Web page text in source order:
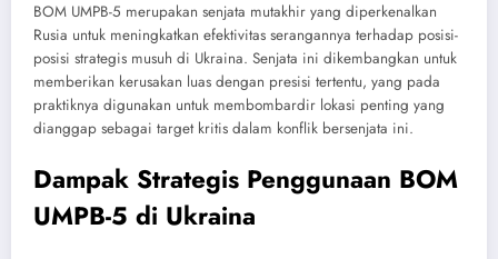
BOM UMPB-5 merupakan senjata mutakhir yang diperkenalkan
Rusia untuk meningkatkan efektivitas serangannya terhadap posisi-
posisi strategis musuh di Ukraina. Senjata ini dikembangkan untuk
memberikan kerusakan luas dengan presisi tertentu, yang pada
praktiknya digunakan untuk membombardir lokasi penting yang
dianggap sebagai target kritis dalam konflik bersenjata ini.
Dampak Strategis Penggunaan BOM
UMPB-5 di Ukraina